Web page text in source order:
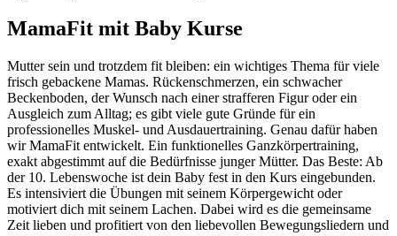
MamaFit mit Baby Kurse
Mutter sein und trotzdem fit bleiben: ein wichtiges Thema für viele
frisch gebackene Mamas. Rückenschmerzen, ein schwacher
Beckenboden, der Wunsch nach einer strafferen Figur oder ein
Ausgleich zum Alltag; es gibt viele gute Gründe für ein
professionelles Muskel- und Ausdauertraining. Genau dafür haben
wir MamaFit entwickelt. Ein funktionelles Ganzkörpertraining,
exakt abgestimmt auf die Bedürfnisse junger Mütter. Das Beste: Ab
der 10. Lebenswoche ist dein Baby fest in den Kurs eingebunden.
Es intensiviert die Übungen mit seinem Körpergewicht oder
motiviert dich mit seinem Lachen. Dabei wird es die gemeinsame
Zeit lieben und profitiert von den liebevollen Bewegungsliedern und